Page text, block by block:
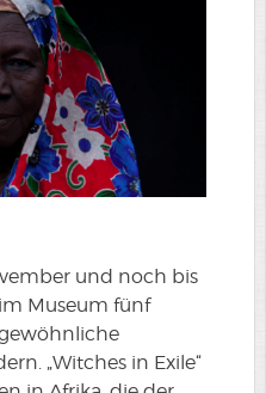
und noch bis
Museum fünf
„Witches in Exile“